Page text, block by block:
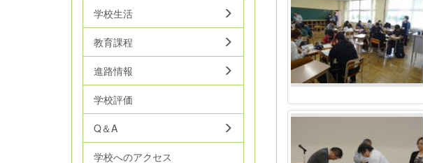
学校生活
教育課程
進路情報
学校評価
Q＆A
学校へのアクセス